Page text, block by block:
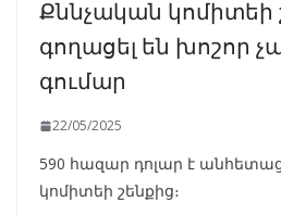
Քննչական կոմիտեի
գողացել են խոշոր
գումար
22/05/2025
590 հազար դոլար է
կոմիտեի շենքից։